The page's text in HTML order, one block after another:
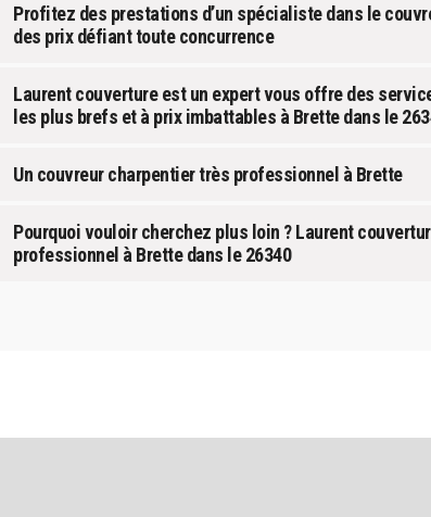
Profitez des prestations d’un spécialiste dans le
des prix défiant toute concurrence
Laurent couverture est un expert vous offre des
les plus brefs et à prix imbattables à Brette dans le
Un couvreur charpentier très professionnel à Brette
Pourquoi vouloir cherchez plus loin ? Laurent
professionnel à Brette dans le 26340